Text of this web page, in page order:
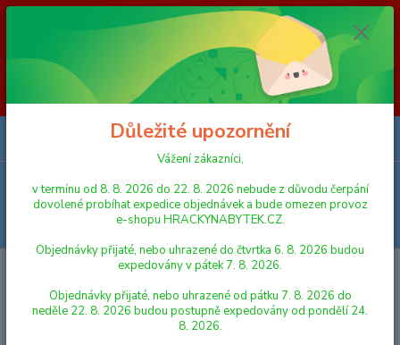
Vážení zákazníci, v termínu od 8. 8. 2026 do 23. 8. 2026 nebude z
důvodu čerpání dovolené probíhat expedice objednávek a bude omezen
provoz e-shopu HRACKYNABYTEK.CZ. Objednávky přijaté, nebo
uhrazené do čtvrtka 6. 8. 2026 budou expedovány v pátek 7. 8. 2026.
Objednávky přijaté, nebo uhrazené od pátku 7. 8. 2026 do neděle 23. 8.
2026 budou postupně expedovány od pondělí 24. 8. 2026. Děkujeme za
pochopení HRACKYNABYTEK.CZ
ALBI KOUZELNÉ ČTENÍ Albi Kouzelné čtení Kniha Zpívánky 2
Albi Kouzelné čtení Kniha
Důležité upozornění
Vážení zákazníci,
v termínu od 8. 8. 2026 do 22. 8. 2026 nebude z důvodu čerpání
dovolené probíhat expedice objednávek a bude omezen provoz
e-shopu HRACKYNABYTEK.CZ.
Objednávky přijaté, nebo uhrazené do čtvrtka 6. 8. 2026 budou
expedovány v pátek 7. 8. 2026.
Objednávky přijaté, nebo uhrazené od pátku 7. 8. 2026 do
neděle 22. 8. 2026 budou postupně expedovány od pondělí 24.
8. 2026.